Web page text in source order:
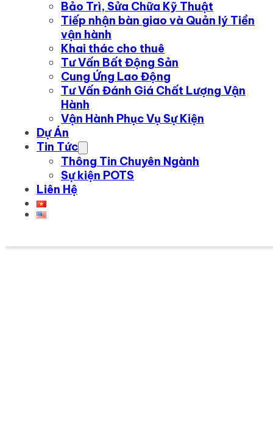
Bảo Trì, Sửa Chữa Kỹ Thuật
Tiếp nhận bàn giao và Quản lý Tiền
vận hành
Khai thác cho thuê
Tư Vấn Bất Động Sản
Cung Ứng Lao Động
Tư Vấn Đánh Giá Chất Lượng Vận
Hành
Vận Hành Phục Vụ Sự Kiện
Dự Án
Tin Tức
Thông Tin Chuyên Ngành
Sự kiện POTS
Liên Hệ